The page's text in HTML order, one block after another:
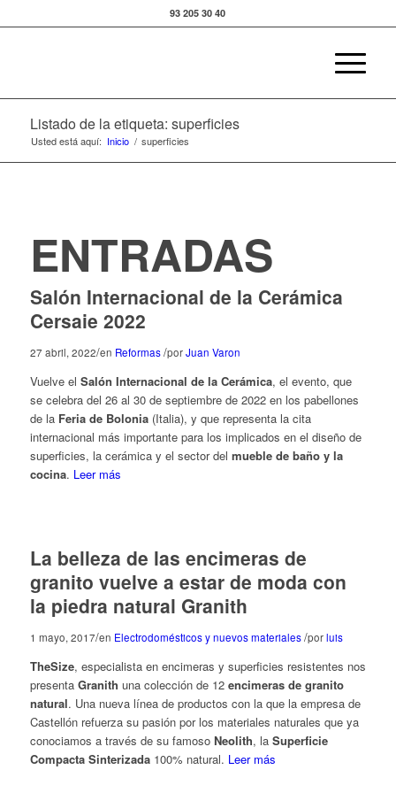
93 205 30 40
Listado de la etiqueta: superficies
Usted está aquí: Inicio / superficies
ENTRADAS
Salón Internacional de la Cerámica
Cersaie 2022
27 abril, 2022/en Reformas /porJuan Varon
Vuelve el Salón Internacional de la Cerámica, el evento, que
se celebra del 26 al 30 de septiembre de 2022 en los pabellones
de la Feria de Bolonia(Italia), y que representa la cita
internacional más importante para los implicados en el diseño de
superficies, la cerámica y el sector del mueble de baño y la
cocina. Leer más
La belleza de las encimeras de
granito vuelve a estar de moda con
la piedra natural Granith
1 mayo, 2017/en Electrodomésticos y nuevos materiales /porluis
TheSize, especialista en encimeras y superficies resistentes nos
presenta Granith una colección de 12 encimeras de granito
natural. Una nueva línea de productos con la que la empresa de
Castellón refuerza su pasión por los materiales naturales que ya
conociamos a través de su famoso Neolith, la Superficie
Compacta Sinterizada100% natural. Leer más